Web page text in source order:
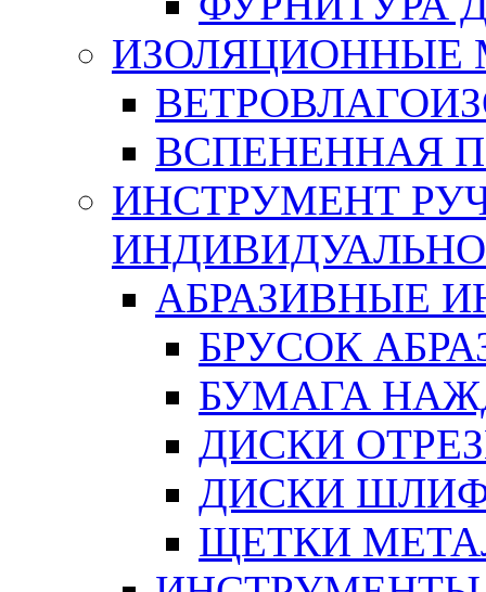
ИЗОЛЯЦИОННЫЕ
ВСПЕНЕННАЯ
ИНСТРУМЕНТ
АБРАЗИВНЫЕ
БРУСОК
БУМАГА
ДИСКИ
ДИСКИ
ЩЕТКИ